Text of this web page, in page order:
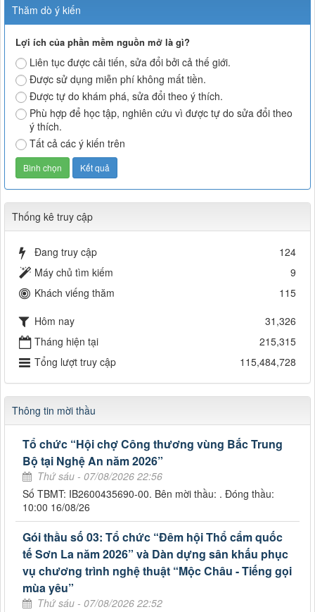
Thăm dò ý kiến
Lợi ích của phần mềm nguồn mở là gì?
Liên tục được cải tiến, sửa đổi bởi cả thế giới.
Được sử dụng miễn phí không mất tiền.
Được tự do khám phá, sửa đổi theo ý thích.
Phù hợp để học tập, nghiên cứu vì được tự do sửa đổi theo
ý thích.
Tất cả các ý kiến trên
Thống kê truy cập
Đang truy cập
124
Máy chủ tìm kiếm
9
Khách viếng thăm
115
Hôm nay
31,326
Tháng hiện tại
215,315
Tổng lượt truy cập
115,484,728
Thông tin mời thầu
Tổ chức “Hội chợ Công thương vùng Bắc Trung
Bộ tại Nghệ An năm 2026”
Thứ sáu - 07/08/2026 22:56
Số TBMT: IB2600435690-00. Bên mời thầu: . Đóng thầu:
10:00 16/08/26
Gói thầu số 03: Tổ chức “Đêm hội Thổ cẩm quốc
tế Sơn La năm 2026” và Dàn dựng sân khấu phục
vụ chương trình nghệ thuật “Mộc Châu - Tiếng gọi
mùa yêu”
Thứ sáu - 07/08/2026 22:52